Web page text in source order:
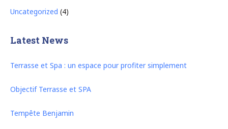
Uncategorized (4)
Latest News
Terrasse et Spa : un espace pour profiter simplement
Objectif Terrasse et SPA
Tempête Benjamin